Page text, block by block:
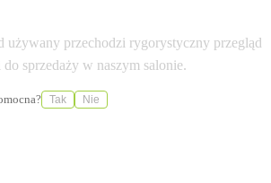
używany przechodzi rygorystyczny przegląd
sprzedaży w naszym salonie.
Tak Nie